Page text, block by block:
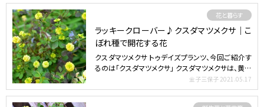
花と暮らす
ラッキークローバー♪クスダマツメクサ｜こ
ぼれ種で開花する花
クスダマツメクサ トゥデイズプランツ、今回ご紹介す
るのは「クスダマツメクサ」 クスダマツメクサは、黄色
金子三保子 2021.05.17